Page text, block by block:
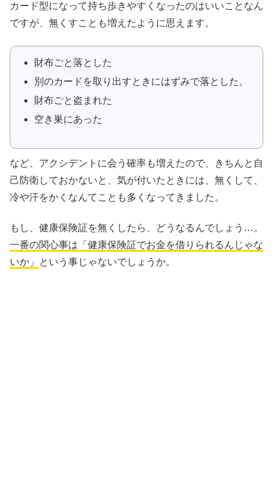
カード型になって持ち歩きやすくなったのはいいことなん
ですが、無くすことも増えたように思えます。
財布ごと落とした
別のカードを取り出すときにはずみで落とした。
財布ごと盗まれた
空き巣にあった
など、アクシデントに会う確率も増えたので、きちんと自
己防衛しておかないと、気が付いたときには、無くして、
冷や汗をかくなんてことも多くなってきました。
もし、健康保険証を無くしたら、どうなるんでしょう…。
一番の関心事は「健康保険証でお金を借りられるんじゃな
いか」
という事じゃないでしょうか。